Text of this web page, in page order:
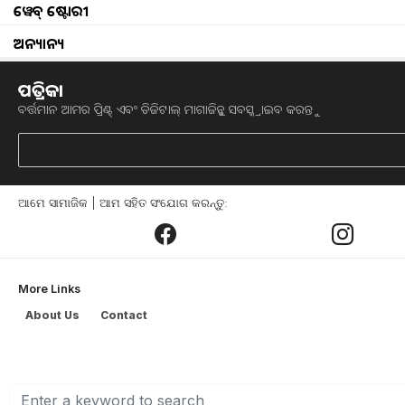
ୱେବ୍ ଷ୍ଟୋରୀ
ଅନ୍ୟାନ୍ୟ
ପତ୍ରିକା
ବର୍ତ୍ତମାନ ଆମର ପ୍ରିଣ୍ଟ୍ ଏବଂ ଡିଜିଟାଲ୍ ମାଗାଜିନ୍କୁ ସବସ୍କ୍ରାଇବ କରନ୍ତୁ
ଆମେ ସାମାଜିକ | ଆମ ସହିତ ସଂଯୋଗ କରନ୍ତୁ:
More Links
About Us
Contact
ପଶ୍ଚିମବଙ୍ଗ , ବିହାର , ଝାଡ଼ଖଣ୍ଡ , ଓଡ଼ିଶା ଓ
ପୂର୍ବ ଭାଗରେ ଏହି ଛେଳି ମୁଖ୍ୟତଃ
୨) ଗଂଜାମ ଛେଳି
:- ଏହି ଛେଳିର ଉତ୍ପତ୍ତି
କରାଯାଇଛି l ଏହା ଗଂଜାମ , ଗଜପତି ଓ
୩) ଦଳୁଆ ଛେଳି
କ୍ଷମତା ମାଧ୍ୟମ ଅଟେ l